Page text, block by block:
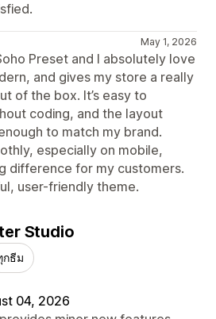
May 1, 2026
Preset and I absolutely love
and gives my store a really
of the box. It’s easy to
coding, and the layout
to match my brand.
especially on mobile,
difference for my customers.
user-friendly theme.
Studio
กธีม
04, 2026